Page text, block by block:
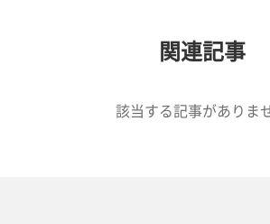
関連記事
該当する記事がありま